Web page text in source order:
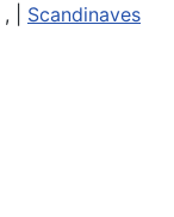
, | Scandinaves